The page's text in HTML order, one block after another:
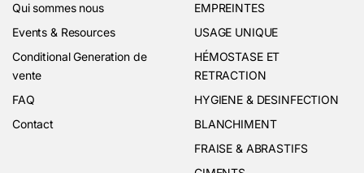
Qui sommes nous
Events & Resources
Conditional Generation de
vente
FAQ
Contact
EMPREINTES
USAGE UNIQUE
HÉMOSTASE ET
RETRACTION
HYGIENE & DESINFECTION
BLANCHIMENT
FRAISE & ABRASTIFS